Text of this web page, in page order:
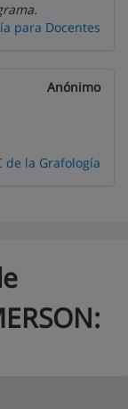
para Docentes
Anónimo
de la Grafología